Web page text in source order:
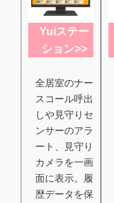
Yuiステー
ション>>
全居室のナー
スコール呼出
しや見守りセ
ンサーのアラ
ート、見守り
カメラを一画
面に表示。履
歴データを保